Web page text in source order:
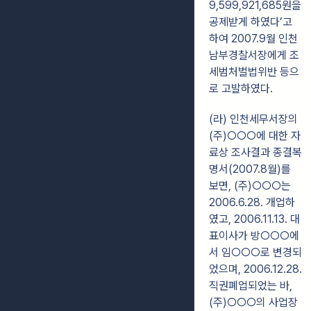
9,599,921,685원을
공제받게 하였다’고
하여 2007.9월 인천
남부경찰서장에게 조
세범처벌법위반 등으
로 고발하였다.
(라) 인천세무서장의
(주)○○○에 대한 자
료상 조사결과 종결복
명서(2007.8월)를
보면, (주)○○○는
2006.6.28. 개업하
였고, 2006.11.13. 대
표이사가 방○○○에
서 임○○○로 변경되
었으며, 2006.12.28.
직권폐업되었는 바,
(주)○○○의 사업장